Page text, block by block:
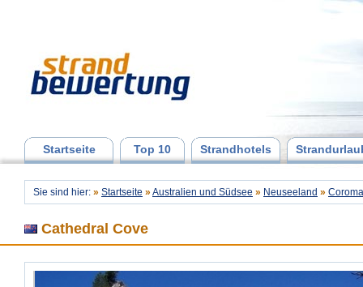
Startseite Top 10 Strandhotels
Sie sind hier: » Startseite » Australien und Südsee » Neuseeland »
Cathedral Cove